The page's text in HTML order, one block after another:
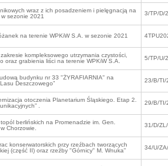
wraz z ich posadzeniem i pielęgnacją na
sezonie 2021
3/TP/D/
na terenie WPKiW S.A. w sezonie 2021
kompleksowego utrzymania czystości,
oraz grabienia liści na terenie WPKiW S.A.
5/TP/U/
budynku nr 33 "ŻYRAFIARNIA" na
Deszczowego”
23/B/TI/
otoczenia Planetarium Śląskiego. Etap 2.
.
29/B/TI/
berlińskich na Promenadzie im. Gen.
Chorzowie.
31/D/
konserwatorskich przy rzeźbach tworzących
(część II) oraz rzeźby "Górnicy" M. Wnuka”
34/U/